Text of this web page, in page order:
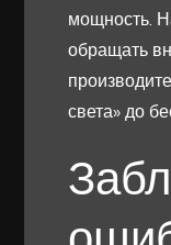
мощность.
обращать
света» до